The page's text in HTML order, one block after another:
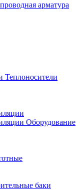
арматура
Теплоносители
Оборудование